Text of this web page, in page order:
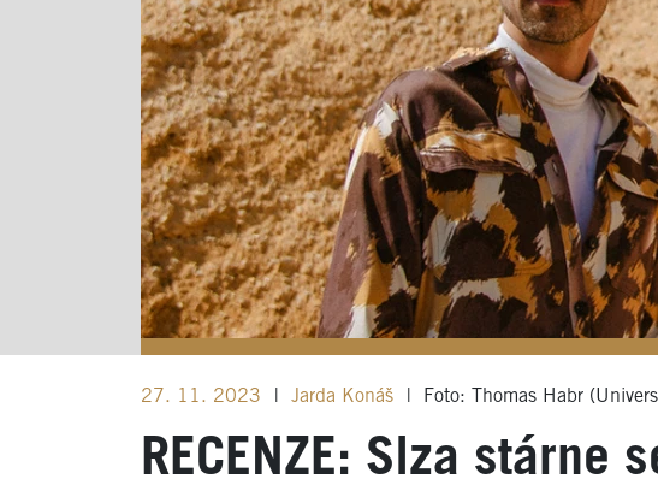
27. 11. 2023 Jarda Konáš Foto: Thomas Habr
RECENZE: Slza stárne